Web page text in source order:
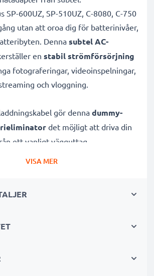
SP-600UZ, SP-510UZ, C-8080, C-750
utan att oroa dig för batterinivåer,
Denna subtel AC-
en stabil strömförsörjning
fotograferingar, videoinspelningar,
och vloggning.
gör denna dummy-
det möjligt att driva din
ett vanligt vägguttag.
för oavbruten ström
stora dataöverföringar eller
VISA MER